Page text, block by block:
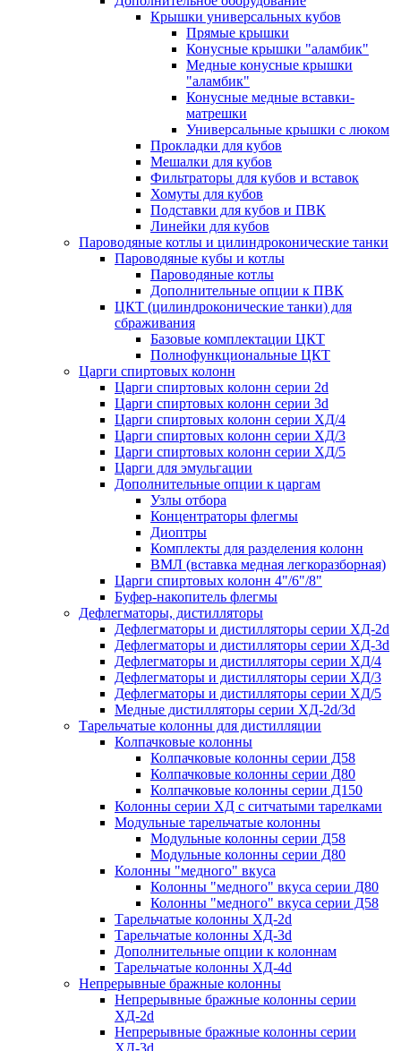
Крышки универсальных кубов
Прямые крышки
Конусные крышки "аламбик"
Медные конусные крышки
"аламбик"
Конусные медные вставки-
матрешки
Универсальные крышки с люком
Прокладки для кубов
Мешалки для кубов
Фильтраторы для кубов и вставок
Хомуты для кубов
Подставки для кубов и ПВК
Линейки для кубов
Пароводяные котлы и цилиндроконические танки
Пароводяные кубы и котлы
Пароводяные котлы
Дополнительные опции к ПВК
ЦКТ (цилиндроконические танки) для
сбраживания
Базовые комплектации ЦКТ
Полнофункциональные ЦКТ
Царги спиртовых колонн
Царги спиртовых колонн серии 2d
Царги спиртовых колонн серии 3d
Царги спиртовых колонн серии ХД/4
Царги спиртовых колонн серии ХД/3
Царги спиртовых колонн серии ХД/5
Царги для эмульгации
Дополнительные опции к царгам
Узлы отбора
Концентраторы флегмы
Диоптры
Комплекты для разделения колонн
ВМЛ (вставка медная легкоразборная)
Царги спиртовых колонн 4"/6"/8"
Буфер-накопитель флегмы
Дефлегматоры, дистилляторы
Дефлегматоры и дистилляторы серии ХД-2d
Дефлегматоры и дистилляторы серии ХД-3d
Дефлегматоры и дистилляторы серии ХД/4
Дефлегматоры и дистилляторы серии ХД/3
Дефлегматоры и дистилляторы серии ХД/5
Медные дистилляторы серии ХД-2d/3d
Тарельчатые колонны для дистилляции
Колпачковые колонны
Колпачковые колонны серии Д58
Колпачковые колонны серии Д80
Колпачковые колонны серии Д150
Колонны серии ХД с ситчатыми тарелками
Модульные тарельчатые колонны
Модульные колонны серии Д58
Модульные колонны серии Д80
Колонны "медного" вкуса
Колонны "медного" вкуса серии Д80
Колонны "медного" вкуса серии Д58
Тарельчатые колонны ХД-2d
Тарельчатые колонны ХД-3d
Дополнительные опции к колоннам
Тарельчатые колонны ХД-4d
Непрерывные бражные колонны
Непрерывные бражные колонны серии
ХД-2d
Непрерывные бражные колонны серии
ХД-3d